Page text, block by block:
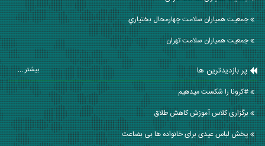
جمعیت همیاران سلامت چهارمحال بختياري
جمعیت همیاران سلامت تهران
پر بازدیدترین ها بیشتر ...
#کرونا را شکست میدهیم
برگزاری کلاس آموزش کاهش طلاق
پخش لباس عیدی برای خانواده ها بی بضاعت